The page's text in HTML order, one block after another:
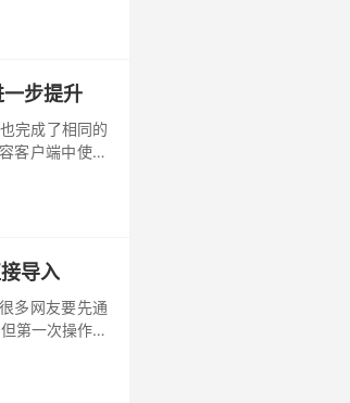
步提升
完成了相同的
客户端中使用
导入
多网友要先通
第一次操作时